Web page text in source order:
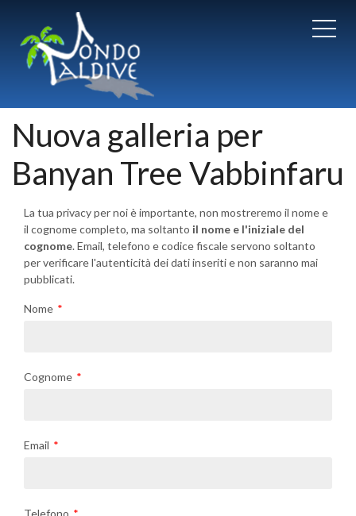
Nuova galleria per
Banyan Tree Vabbinfaru
La tua privacy per noi è importante, non mostreremo il nome e
il cognome completo, ma soltanto il nome e l'iniziale del
cognome. Email, telefono e codice fiscale servono soltanto
per verificare l'autenticità dei dati inseriti e non saranno mai
pubblicati.
Nome
Cognome
Email
Telefono